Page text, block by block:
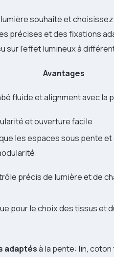
souhaité et
précises et des fixations
sur l’effet lumineux à
Avantages
fluide et alignment avec la
et ouverture facile
les espaces sous pente
précis de lumière et de
pour le choix des tissus et
adaptésà la pente: lin,